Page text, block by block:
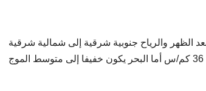
الظهر والرياح جنوبية شرقية إلى شمالية شرقية
تكون خفيفة إلى معتدلة السرعة تنشط أحياناً، وسرعتها من 18 إلى 28 تصل إلى 36 كم/س أما البحر يكون خفيفا إلى متوسط الموج